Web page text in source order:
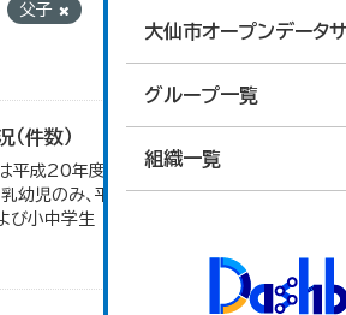
大仙市オープンデータ
グループ一覧
組織一覧
父子
件数）
平成20年度から変更 乳幼児・小中高
幼児のみ、平成20年度から令和元年
び小中学生